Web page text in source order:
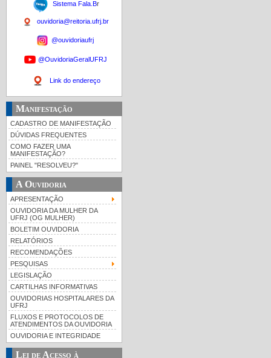
Sistema Fala.Br
ouvidoria@reitoria.ufrj.br
@ouvidoriaufrj
@OuvidoriaGeralUFRJ
Link do endereço
Manifestação
CADASTRO DE MANIFESTAÇÃO
DÚVIDAS FREQUENTES
COMO FAZER UMA
MANIFESTAÇÃO?
PAINEL "RESOLVEU?"
A Ouvidoria
APRESENTAÇÃO
OUVIDORIA DA MULHER DA
UFRJ (OG MULHER)
BOLETIM OUVIDORIA
RELATÓRIOS
RECOMENDAÇÕES
PESQUISAS
LEGISLAÇÃO
CARTILHAS INFORMATIVAS
OUVIDORIAS HOSPITALARES DA
UFRJ
FLUXOS E PROTOCOLOS DE
ATENDIMENTOS DA OUVIDORIA
OUVIDORIA E INTEGRIDADE
Lei de Acesso à